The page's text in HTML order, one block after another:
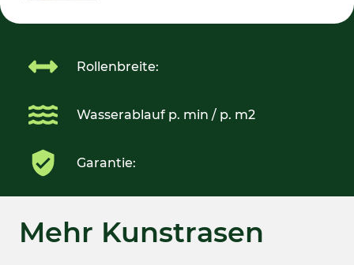
Rollenbreite:
Wasserablauf p. min / p. m2
Garantie:
Mehr Kunstrasen